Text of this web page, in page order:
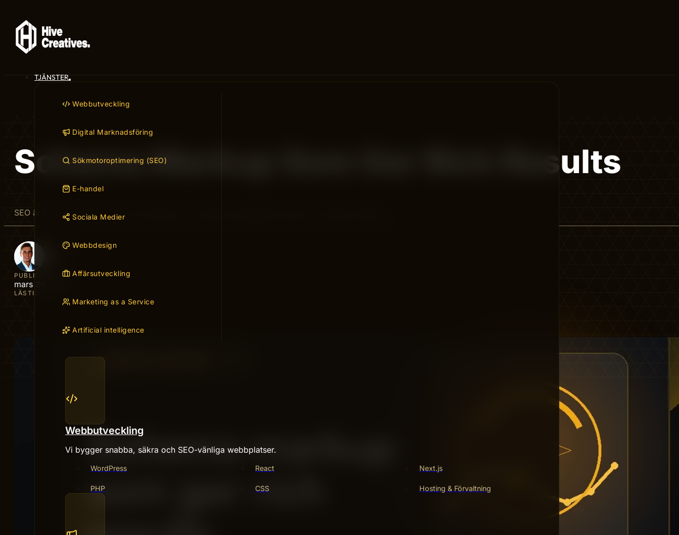
TJÄNSTER
Webbutveckling
Digital Marknadsföring
Sökmotoroptimering (SEO)
E-handel
Sociala Medier
Webbdesign
Affärsutveckling
Marketing as a Service
Artificial intelligence
Webbutveckling
Vi bygger snabba, säkra och SEO-vänliga webbplatser.
WordPress React Next.js
PHP CSS Hosting & Förvaltning
Schema Markup Som Ger Rich Results
SEO är inte en quick fix – det är ett hantverk som belönar uthållighet, struktur och teknisk kvalitet.
AUTHOR
PUBLICERAD
mars 26, 2026
LÄSTID